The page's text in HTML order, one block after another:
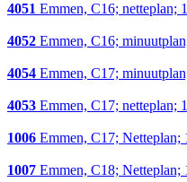
4051 Emmen, C16; netteplan;
4052 Emmen, C16;
4054 Emmen, C17;
4053 Emmen, C17; netteplan;
1006 Emmen, C17; Netteplan;
1007 Emmen, C18; Netteplan;